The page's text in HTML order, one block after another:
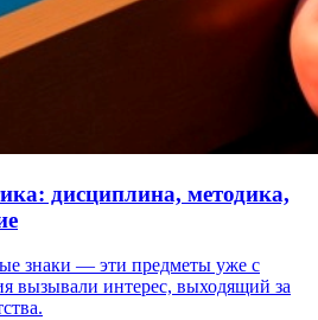
дисциплина, методика,
знаки — эти предметы уже с
вызывали интерес, выходящий за